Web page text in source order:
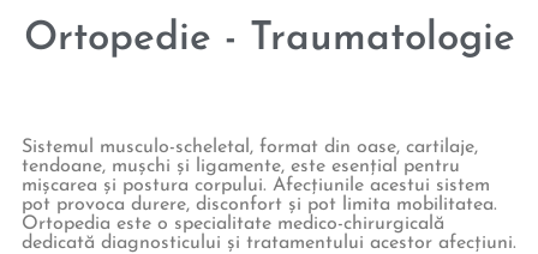
Ortopedie - Traumatologie
Sistemul musculo-scheletal, format din oase, cartilaje,
tendoane, mușchi și ligamente, este esențial pentru
mișcarea și postura corpului. Afecțiunile acestui sistem
pot provoca durere, disconfort și pot limita mobilitatea.
Ortopedia este o specialitate medico-chirurgicală
dedicată diagnosticului și tratamentului acestor afecțiuni.